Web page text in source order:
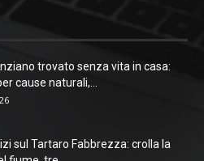
trovato senza vita in casa:
cause naturali,...
sul Tartaro Fabbrezza: crolla la